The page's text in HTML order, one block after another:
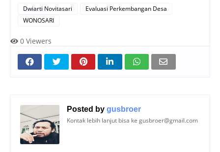
Dwiarti Novitasari
Evaluasi Perkembangan Desa
WONOSARI
0 Viewers
Posted by gusbroer
Kontak lebih lanjut bisa ke gusbroer@gmail.com